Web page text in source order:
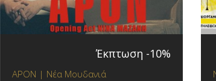
Έκπτωση -10%
APON | Νέα Μουδανιά